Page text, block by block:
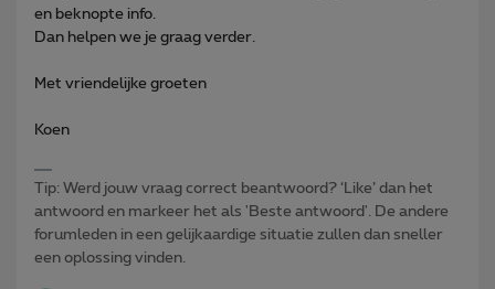
en beknopte info.
Dan helpen we je graag verder.
Met vriendelijke groeten
Koen
Tip: Werd jouw vraag correct beantwoord? ‘Like’ dan het
antwoord en markeer het als 'Beste antwoord'. De andere
forumleden in een gelijkaardige situatie zullen dan sneller
een oplossing vinden.